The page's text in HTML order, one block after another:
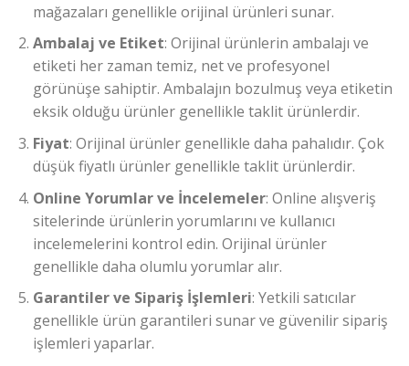
mağazaları genellikle orijinal ürünleri sunar.
Ambalaj ve Etiket: Orijinal ürünlerin ambalajı ve
etiketi her zaman temiz, net ve profesyonel
görünüşe sahiptir. Ambalajın bozulmuş veya etiketin
eksik olduğu ürünler genellikle taklit ürünlerdir.
Fiyat: Orijinal ürünler genellikle daha pahalıdır. Çok
düşük fiyatlı ürünler genellikle taklit ürünlerdir.
Online Yorumlar ve İncelemeler: Online alışveriş
sitelerinde ürünlerin yorumlarını ve kullanıcı
incelemelerini kontrol edin. Orijinal ürünler
genellikle daha olumlu yorumlar alır.
Garantiler ve Sipariş İşlemleri: Yetkili satıcılar
genellikle ürün garantileri sunar ve güvenilir sipariş
işlemleri yaparlar.